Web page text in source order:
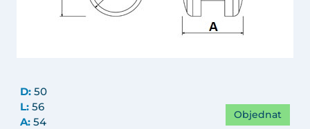
D: 50
L: 56
A: 54
Objednat